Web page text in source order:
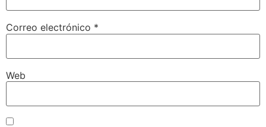
Correo electrónico *
Web